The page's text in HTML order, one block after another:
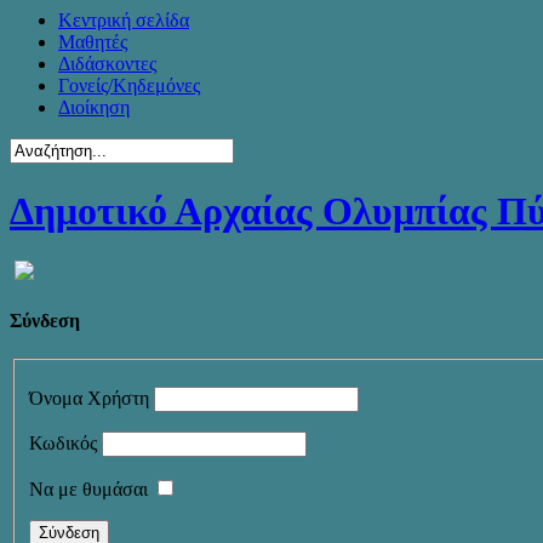
Κεντρική σελίδα
Μαθητές
Διδάσκοντες
Γονείς/Κηδεμόνες
Διοίκηση
Δημοτικό Αρχαίας Ολυμπίας
Σύνδεση
Όνομα Χρήστη
Κωδικός
Να με θυμάσαι